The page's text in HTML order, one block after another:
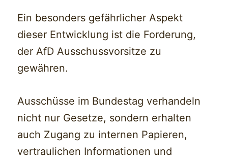
Ein besonders gefährlicher Aspekt
dieser Entwicklung ist die Forderung,
der AfD Ausschussvorsitze zu
gewähren.
Ausschüsse im Bundestag verhandeln
nicht nur Gesetze, sondern erhalten
auch Zugang zu internen Papieren,
vertraulichen Informationen und